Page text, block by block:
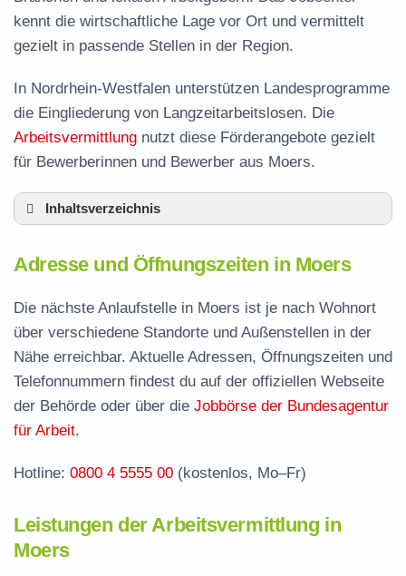
kennt die wirtschaftliche Lage vor Ort und vermittelt
gezielt in passende Stellen in der Region.
In Nordrhein-Westfalen unterstützen Landesprogramme
die Eingliederung von Langzeitarbeitslosen. Die
Arbeitsvermittlung nutzt diese Förderangebote gezielt
für Bewerberinnen und Bewerber aus Moers.
Inhaltsverzeichnis
Leistungen der Arbeitsvermittlung in Moers
Termin vereinbaren und Bürgergeld beantragen
Jobcenter Wesel – zuständige Stelle
Stellenangebote und Jobbörse in Moers
Formulare und Anträge beim Jobcenter Moers
Häufige Fragen rund ums Jobcenter
Adresse und Öffnungszeiten in Moers
Die nächste Anlaufstelle in Moers ist je nach Wohnort
über verschiedene Standorte und Außenstellen in der
Nähe erreichbar. Aktuelle Adressen, Öffnungszeiten und
Telefonnummern findest du auf der offiziellen Webseite
der Behörde oder über die Jobbörse der Bundesagentur
für Arbeit.
Hotline: 0800 4 5555 00 (kostenlos, Mo–Fr)
Leistungen der Arbeitsvermittlung in
Moers